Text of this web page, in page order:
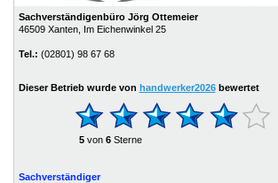
Sachverständigenbüro Jörg Ottemeier
46509 Xanten, Im Eichenwinkel 25
Tel.: (02801) 98 67 68
Dieser Betrieb wurde von handwerker2026bewertet
5von 6Sterne
Sachverständiger